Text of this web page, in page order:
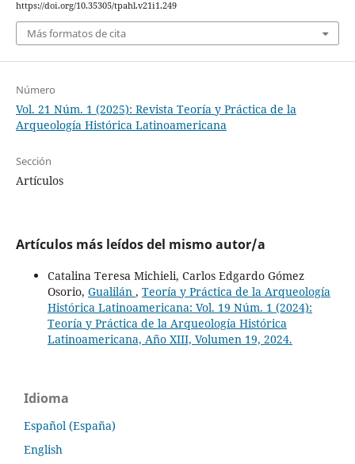
https://doi.org/10.35305/tpahl.v21i1.249
Más formatos de cita
Número
Vol. 21 Núm. 1 (2025): Revista Teoría y Práctica de la
Arqueología Histórica Latinoamericana
Sección
Artículos
Artículos más leídos del mismo autor/a
Catalina Teresa Michieli, Carlos Edgardo Gómez
Osorio, Gualilán , Teoría y Práctica de la Arqueología
Histórica Latinoamericana: Vol. 19 Núm. 1 (2024):
Teoría y Práctica de la Arqueología Histórica
Latinoamericana, Año XIII, Volumen 19, 2024.
Idioma
Español (España)
English